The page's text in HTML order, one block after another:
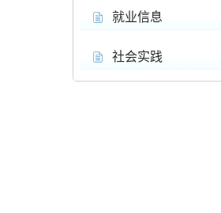
就业信息
社会实践